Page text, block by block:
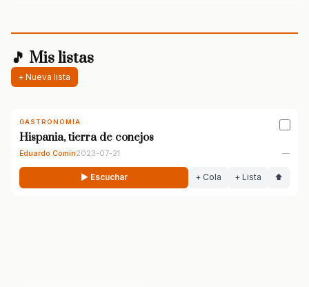
🎵 Mis listas
+ Nueva lista
GASTRONOMÍA
Hispania, tierra de conejos
Eduardo Comín2023-07-21 —
▶ Escuchar + Cola + Lista ⬆